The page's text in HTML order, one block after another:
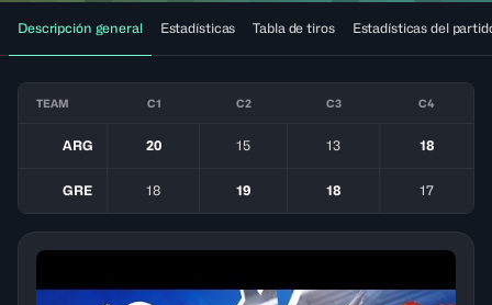
Descripción general Estadísticas Tabla de tiros Estadísticas del
TEAM C1 C2 C3 C4
ARG 20 15 13 18
GRE 18 19 18 17